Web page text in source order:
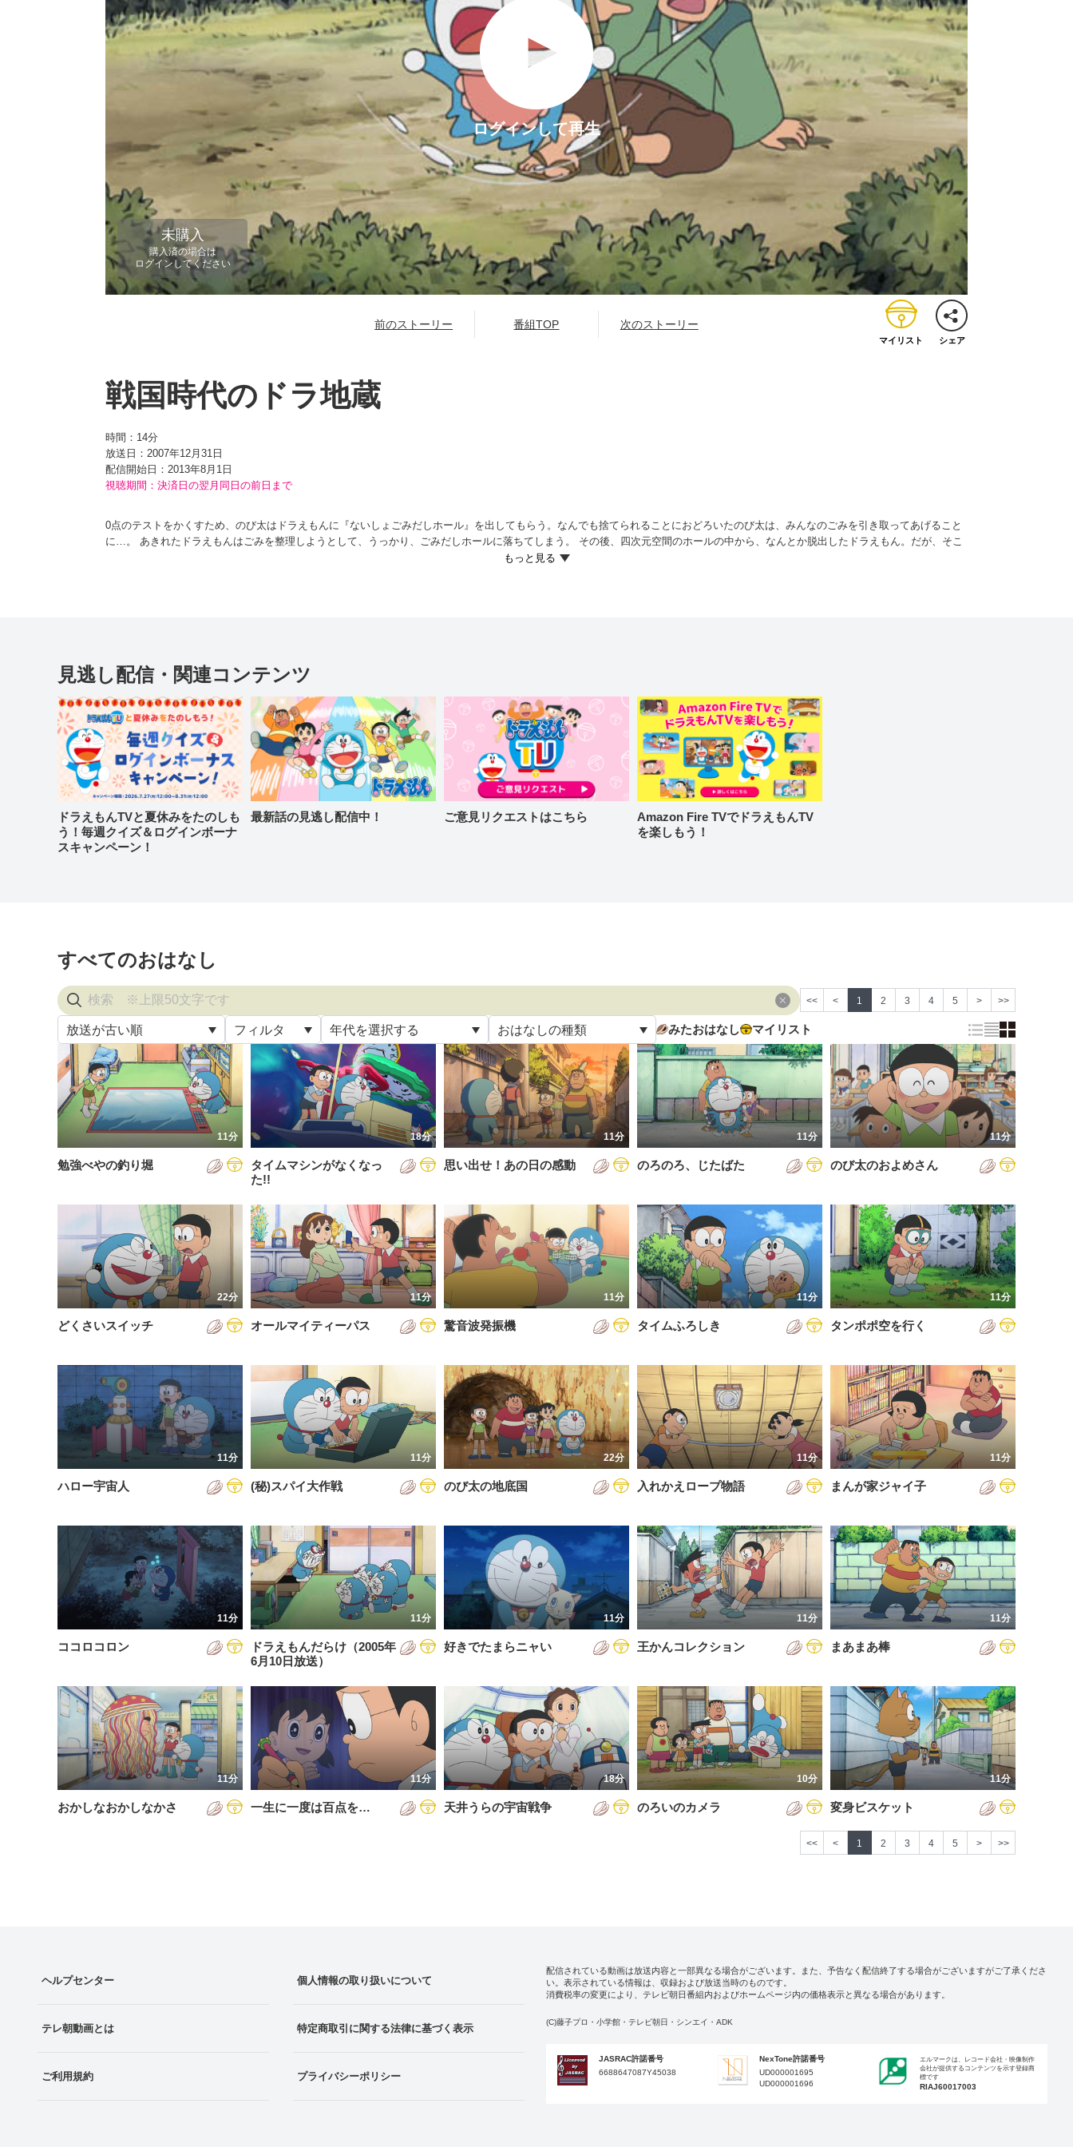
未購入
購入済の場合は
ログインしてください
ログインして再生
前のストーリー 番組TOP 次のストーリー
マイリスト シェア
戦国時代のドラ地蔵
時間： 14分
放送日：2007年12月31日
配信開始日： 2013年8月1日
視聴期間：決済日の翌月同日の前日まで
0点のテストをかくすため、のび太はドラえもんに『ないしょごみだしホール』を出してもらう。なんでも捨てられることにおどろいたのび太は、みんなのごみを引き取ってあげること
に…。 あきれたドラえもんはごみを整理しようとして、うっかり、ごみだしホールに落ちてしまう。 その後、四次元空間のホールの中から、なんとか脱出したドラえもん。だが、そこ
は戦国時代のとある村だった！ しかも、ドラえもんは村人から、お地蔵さまとまちがわれて…!?
見逃し配信・関連コンテンツ
ドラえもんTVと夏休みをたのしも
う！毎週クイズ＆ログインボーナ
スキャンペーン！
最新話の見逃し配信中！ ご意見リクエストはこちら
Amazon Fire TVでドラえもんTV
を楽しもう！
すべてのおはなし
<< < 1 2 3 4 5 > >>
放送が古い順
放送が古い順
放送が新しい順
配信が古い順
配信が新しい順
あいうえお順(降順)
動画が長い順
動画が短い順
フィルタ
すべて
視聴済み
年代を選択する
すべて
2005年
2006年
2007年
2009年
2010年
2011年
2012年
2013年
2015年
2016年
2017年
2018年
2020年
2021年
2022年
2023年
2024年
2026年
おはなしの種類
すべて
通常回
誕生日スペシャル
みたおはなし マイリスト
11分
勉強べやの釣り堀
18分
タイムマシンがなくなっ
た!!
11分
思い出せ！あの日の感動
11分
のろのろ、じたばた
11分
のび太のおよめさん
22分
どくさいスイッチ
11分
オールマイティーパス
11分
驚音波発振機
11分
タイムふろしき
11分
タンポポ空を行く
11分
ハロー宇宙人
11分
(秘)スパイ大作戦
22分
のび太の地底国
11分
入れかえロープ物語
11分
まんが家ジャイ子
11分
ココロコロン
11分
ドラえもんだらけ（2005年
6月10日放送）
11分
好きでたまらニャい
11分
王かんコレクション
11分
まあまあ棒
11分
おかしなおかしなかさ
11分
一生に一度は百点を…
18分
天井うらの宇宙戦争
10分
のろいのカメラ
11分
変身ビスケット
<< < 1 2 3 4 5 > >>
ヘルプセンター
テレ朝動画とは
ご利用規約
個人情報の取り扱いについて
特定商取引に関する法律に基づく表示
プライバシーポリシー
配信されている動画は放送内容と一部異なる場合がございます。また、予告なく配信終了する場合がございますがご了承くださ
い。表示されている情報は、収録および放送当時のものです。
消費税率の変更により、テレビ朝日番組内およびホームページ内の価格表示と異なる場合があります。
(C)藤子プロ・小学館・テレビ朝日・シンエイ・ADK
JASRAC許諾番号
6688647087Y45038
NexTone許諾番号
UD000001695
UD000001696
エルマークは、レコード会社・映像制作
会社が提供するコンテンツを示す登録商
標です
RIAJ60017003